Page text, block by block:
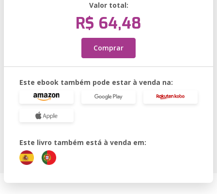
Valor total:
R$ 64,48
Comprar
Este ebook também pode estar à venda na:
Este livro também está à venda em: